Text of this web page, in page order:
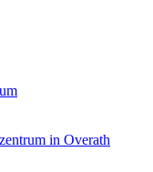
in Overath